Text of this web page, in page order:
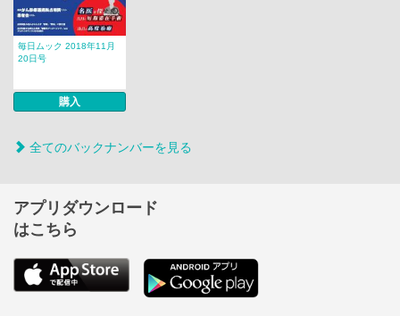
毎日ムック 2018年11月
20日号
購入
全てのバックナンバーを見る
アプリダウンロード
はこちら